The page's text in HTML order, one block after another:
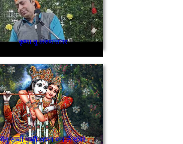
कृष्णा तू करुणासागर
मैंनू सच्ची मुच्ची अपना बना लै सांवरे